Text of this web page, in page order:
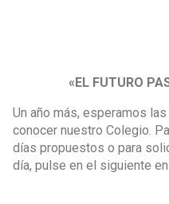
«EL FUTURO
Un año más, esperamos
conocer nuestro Colegio.
días propuestos o para
día, pulse en el siguiente